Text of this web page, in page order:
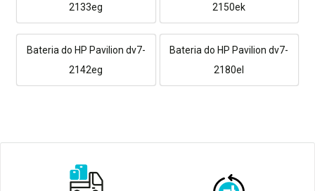
2133eg
2150ek
Bateria do HP Pavilion dv7-
2142eg
Bateria do HP Pavilion dv7-
2180el